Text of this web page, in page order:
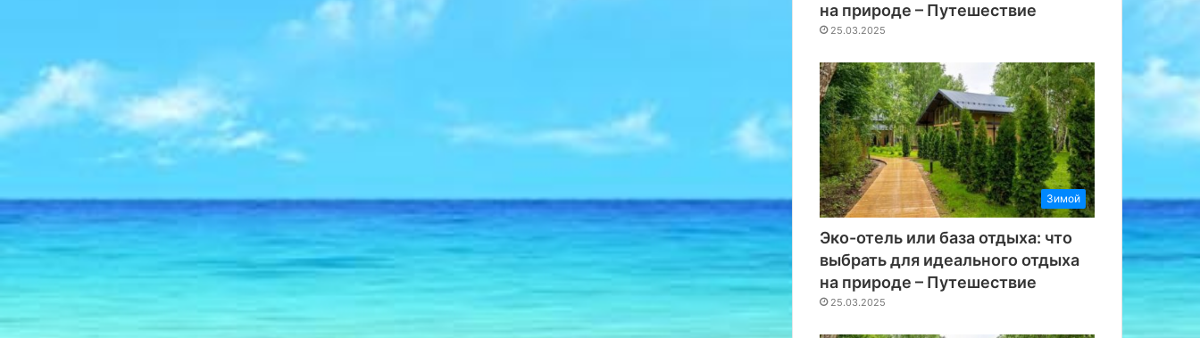
на природе – Путешествие
25.03.2025
Зимой
Эко-отель или база отдыха: что
выбрать для идеального отдыха
на природе – Путешествие
25.03.2025